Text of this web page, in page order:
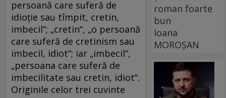
persoană care suferă de
idioţie sau tîmpit, cretin,
imbecil“; „cretin“, „o persoană
care suferă de cretinism sau
imbecil, idiot“; iar „imbecil“,
„persoana care suferă de
imbecilitate sau cretin, idiot“.
Originile celor trei cuvinte
roman foarte
bun
Ioana
MOROȘAN